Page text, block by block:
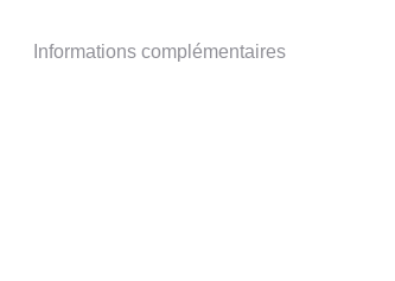
Informations complémentaires